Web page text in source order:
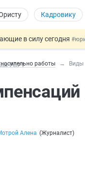
Кадровику
в силу сегодня
в ТК РФ#кадровику
трудовых и ГПХ-
работы Виды
2021
Алена (Журналист)